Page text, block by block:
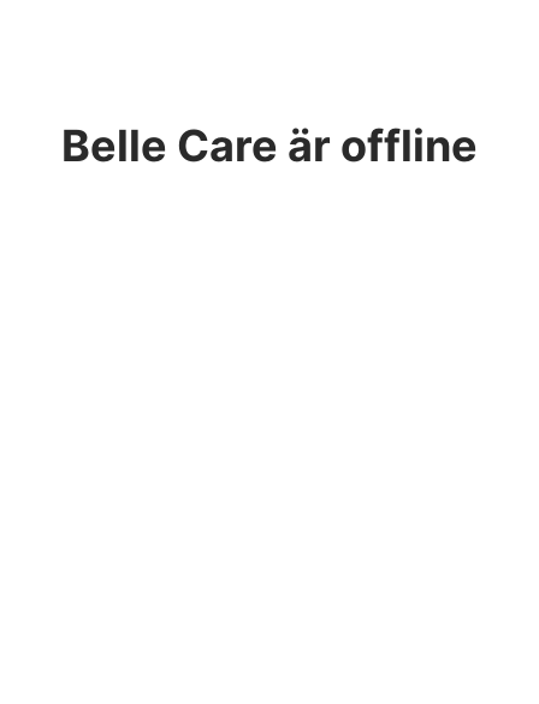
Belle Care är offline